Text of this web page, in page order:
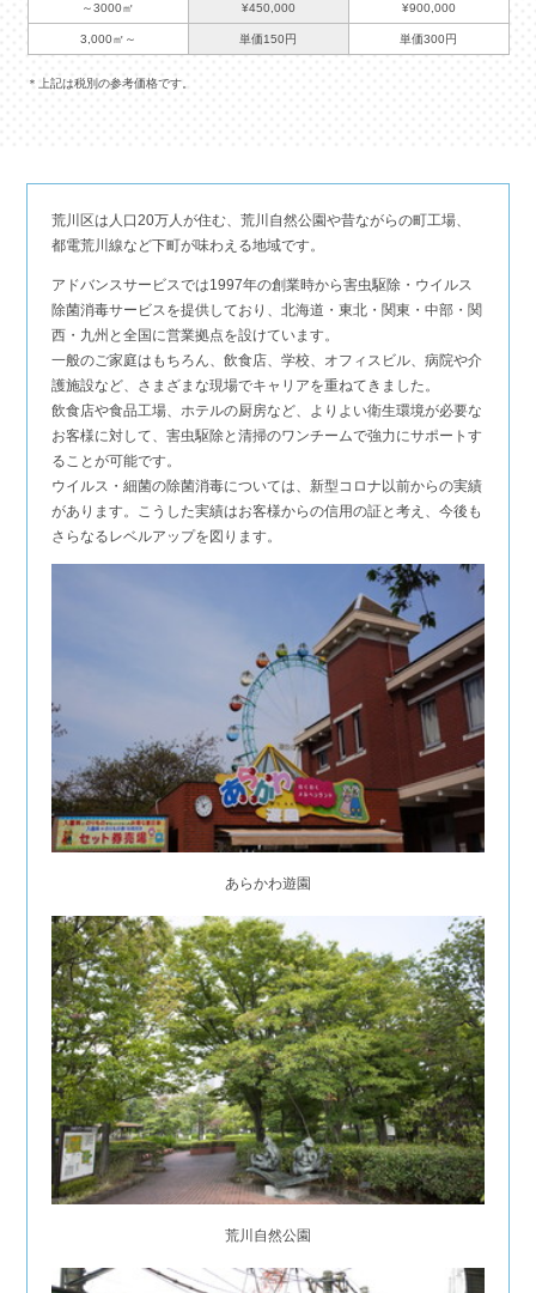
～3000㎡ ¥450,000 ¥900,000
3,000㎡～ 単価150円 単価300円
＊上記は税別の参考価格です。
荒川区は人口20万人が住む、荒川自然公園や昔ながらの町工場、
都電荒川線など下町が味わえる地域です。
アドバンスサービスでは1997年の創業時から害虫駆除・ウイルス
除菌消毒サービスを提供しており、北海道・東北・関東・中部・関
西・九州と全国に営業拠点を設けています。
一般のご家庭はもちろん、飲食店、学校、オフィスビル、病院や介
護施設など、さまざまな現場でキャリアを重ねてきました。
飲食店や食品工場、ホテルの厨房など、よりよい衛生環境が必要な
お客様に対して、害虫駆除と清掃のワンチームで強力にサポートす
ることが可能です。
ウイルス・細菌の除菌消毒については、新型コロナ以前からの実績
があります。こうした実績はお客様からの信用の証と考え、今後も
さらなるレベルアップを図ります。
あらかわ遊園
荒川自然公園